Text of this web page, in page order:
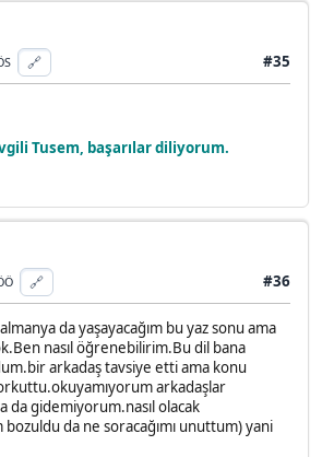
#35
🔗
Tusem, başarılar diliyorum.
#36
🔗
da yaşayacağım bu yaz sonu ama
nasıl öğrenebilirim.Bu dil bana
arkadaş tavsiye etti ama konu
arkadaşlar
da gidemiyorum.nasıl olacak
da ne soracağımı unuttum) yani